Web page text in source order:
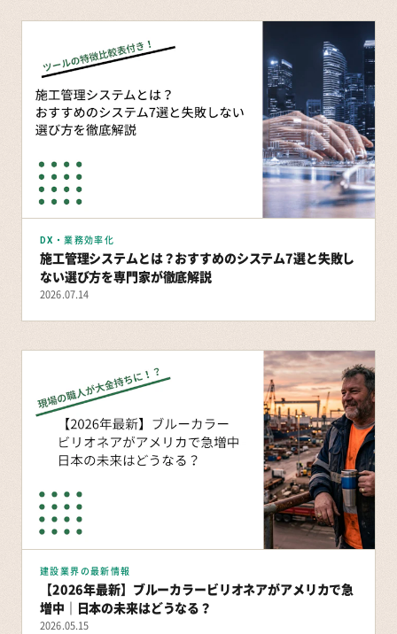
DX・業務効率化
施工管理システムとは？おすすめのシステム7選と失敗し
ない選び方を専門家が徹底解説
2026.07.14
建設業界の最新情報
【2026年最新】ブルーカラービリオネアがアメリカで急
増中｜日本の未来はどうなる？
2026.05.15